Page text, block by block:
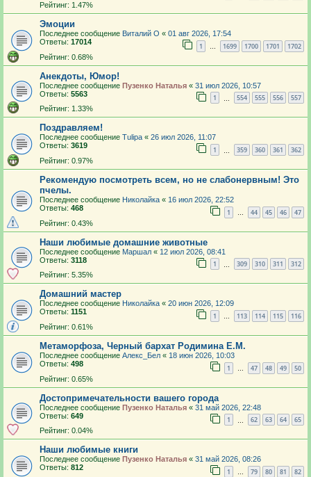
Рейтинг: 1.47%
Эмоции
Последнее сообщение Виталий О « 01 авг 2026, 17:54
Ответы: 17014 1 … 1699 1700 1701 1702
Рейтинг: 0.68%
Анекдоты, Юмор!
Последнее сообщение Пузенко Наталья « 31 июл 2026, 10:57
Ответы: 5563 1 554 555 556 557
Рейтинг: 1.33%
Поздравляем!
Последнее сообщение Tulipa « 26 июл 2026, 11:07
Ответы: 3619 1 359 360 361 362
Рейтинг: 0.97%
Рекомендую посмотреть всем, но не слабонервным! Это
пчелы.
Последнее сообщение Николайка « 16 июл 2026, 22:52
Ответы: 468 1 … 44 45 46 47
Рейтинг: 0.43%
Наши любимые домашние животные
Последнее сообщение Маршал « 12 июл 2026, 08:41
Ответы: 3118 1 309 310 311 312
Рейтинг: 5.35%
Домашний мастер
Последнее сообщение Николайка « 20 июн 2026, 12:09
Ответы: 1151 1 … 113 114 115 116
Рейтинг: 0.61%
Метаморфоза, Черный бархат Родимина Е.М.
Последнее сообщение Алекс_Бел « 18 июн 2026, 10:03
Ответы: 498 1 … 47 48 49 50
Рейтинг: 0.65%
Достопримечательности вашего города
Последнее сообщение Пузенко Наталья « 31 май 2026, 22:48
Ответы: 649 1 62 63 64 65
Рейтинг: 0.04%
Наши любимые книги
Последнее сообщение Пузенко Наталья « 31 май 2026, 08:26
Ответы: 812 1 … 79 80 81 82